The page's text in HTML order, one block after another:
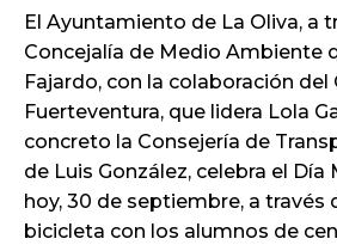
El Ayuntamiento de La Oliva, a
Concejalía de Medio Ambiente
Fajardo, con la colaboración
Fuerteventura, que lidera Lola
concreto la Consejería de
de Luis González, celebra el Día
hoy, 30 de septiembre, a través
bicicleta con los alumnos de